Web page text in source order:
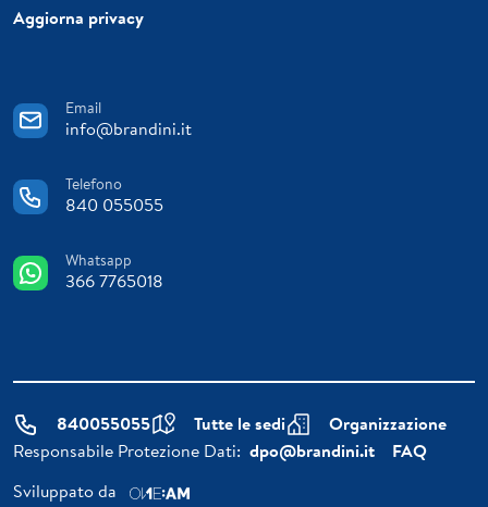
Aggiorna privacy
Email
info@brandini.it
Telefono
840 055055
Whatsapp
366 7765018
840055055 Tutte le sedi
Organizzazione
Responsabile Protezione Dati: dpo@brandini.it
FAQ
Sviluppato da